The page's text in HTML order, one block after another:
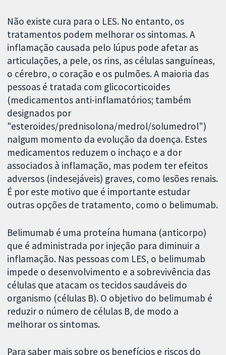
Não existe cura para o LES. No entanto, os
tratamentos podem melhorar os sintomas. A
inflamação causada pelo lúpus pode afetar as
articulações, a pele, os rins, as células sanguíneas,
o cérebro, o coração e os pulmões. A maioria das
pessoas é tratada com glicocorticoides
(medicamentos anti-inflamatórios; também
designados por
"esteroides/prednisolona/medrol/solumedrol")
nalgum momento da evolução da doença. Estes
medicamentos reduzem o inchaço e a dor
associados à inflamação, mas podem ter efeitos
adversos (indesejáveis) graves, como lesões renais.
É por este motivo que é importante estudar
outras opções de tratamento, como o belimumab.
Belimumab é uma proteína humana (anticorpo)
que é administrada por injeção para diminuir a
inflamação. Nas pessoas com LES, o belimumab
impede o desenvolvimento e a sobrevivência das
células que atacam os tecidos saudáveis do
organismo (células B). O objetivo do belimumab é
reduzir o número de células B, de modo a
melhorar os sintomas.
Para saber mais sobre os benefícios e riscos do